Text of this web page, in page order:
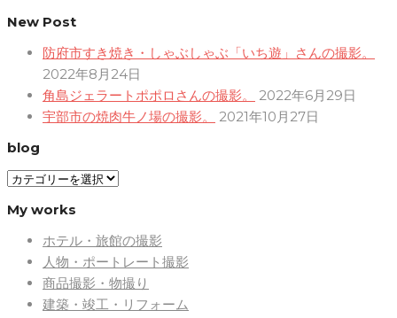
New Post
防府市すき焼き・しゃぶしゃぶ「いち遊」さんの撮影。
2022年8月24日
角島ジェラートポポロさんの撮影。
2022年6月29日
宇部市の焼肉牛ノ場の撮影。
2021年10月27日
blog
blog
My works
ホテル・旅館の撮影
人物・ポートレート撮影
商品撮影・物撮り
建築・竣工・リフォーム